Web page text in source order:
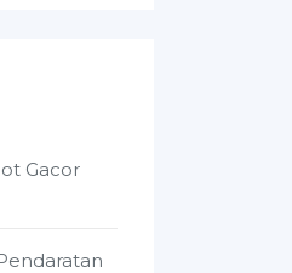
Gacor